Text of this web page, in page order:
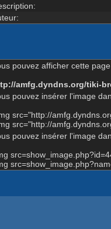
pouvez afficher cette
amfg.dyndns.org/tiki-
pouvez insérer l'image
src="http://
src="http://
pouvez insérer l'image